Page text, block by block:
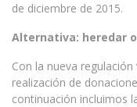
de diciembre de 2015.
Alternativa: heredar
Con la nueva
realización de
continuación incluimos